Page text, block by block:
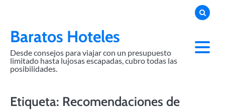
contentBaratos Hoteles
Desde consejos para viajar con un presupuesto
limitado hasta lujosas escapadas, cubro todas las
posibilidades.
Etiqueta: Recomendaciones de